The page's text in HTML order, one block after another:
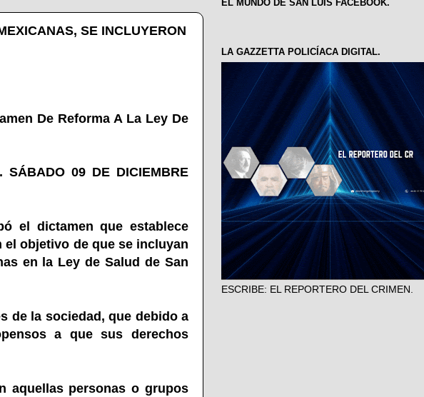
SE INCLUYERON
De Reforma A La Ley De
SÁBADO 09 DE DICIEMBRE
el dictamen que establece
el objetivo de que se incluyan
en la Ley de Salud de San
de la sociedad, que debido a
a que sus derechos
aquellas personas o grupos
EL MUNDO DE SAN LUIS FACEBOOK.
LA GAZZETTA POLICÍACA DIGITAL.
ESCRIBE: EL REPORTERO DEL CRIMEN.